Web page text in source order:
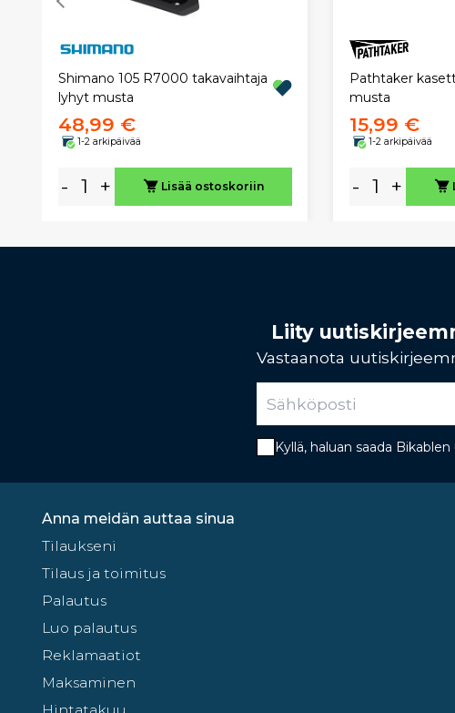
Shimano 105 R7000 takavaihtaja
lyhyt musta
48,99 €
1-2 arkipäivää
- + Lisää ostoskoriin
Pathtaker
musta
15,99 €
1-2 arkipäivää
- +
Liity
Vastaanota
Kyllä, haluan saada
Anna meidän auttaa sinua
Tilaukseni
Tilaus ja toimitus
Palautus
Luo palautus
Reklamaatiot
Maksaminen